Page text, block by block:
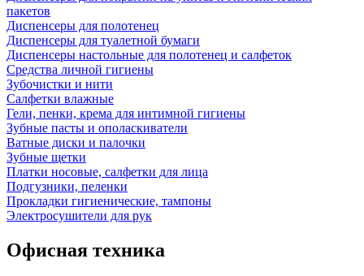
пакетов
Диспенсеры для полотенец
Диспенсеры для туалетной бумаги
Диспенсеры настольные для полотенец и салфеток
Средства личной гигиены
Зубочистки и нити
Салфетки влажные
Гели, пенки, крема для интимной гигиены
Зубные пасты и ополаскиватели
Ватные диски и палочки
Зубные щетки
Платки носовые, салфетки для лица
Подгузники, пеленки
Прокладки гигиенические, тампоны
Электросушители для рук
Офисная техника